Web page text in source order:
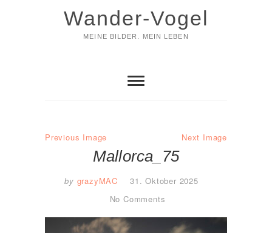
Wander-Vogel
MEINE BILDER. MEIN LEBEN
Previous Image Next Image
Mallorca_75
by grazyMAC
31. Oktober 2025
No Comments